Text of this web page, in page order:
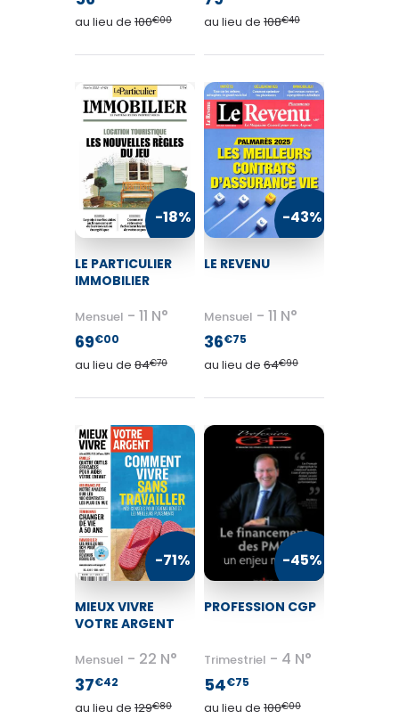
au lieu de 100€00 au lieu de 108€40
-18%
LE PARTICULIER
IMMOBILIER
Mensuel 11 N°
69€00
au lieu de 84€70
-43%
LE REVENU
Mensuel 11 N°
36€75
au lieu de 64€90
-71%
MIEUX VIVRE
VOTRE ARGENT
Mensuel 22 N°
37€42
au lieu de 129€80
-45%
PROFESSION CGP
Trimestriel 4 N°
54€75
au lieu de 100€00